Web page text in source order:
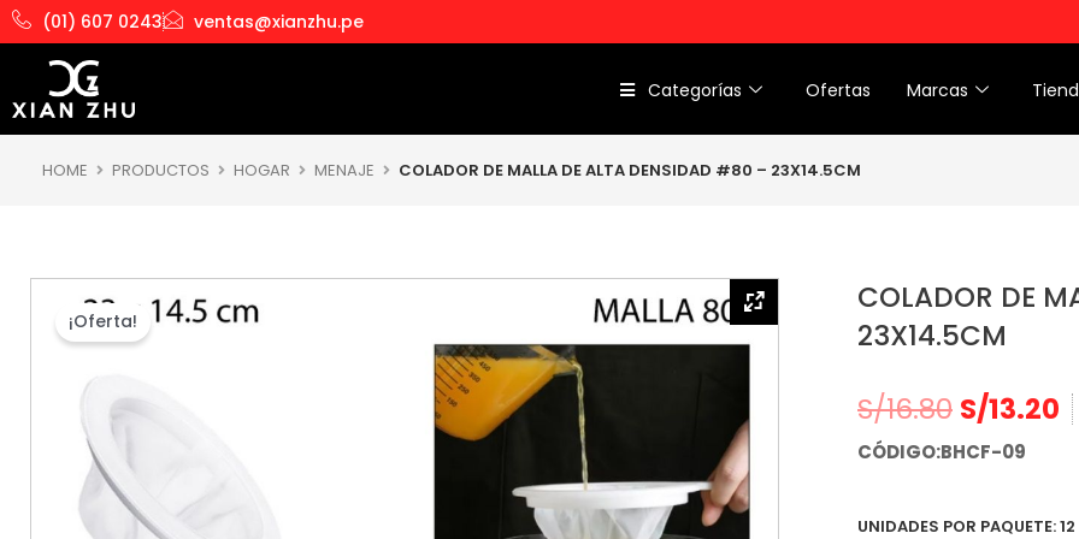
al
contenido
(01) 607 0243 ventas@xianzhu.pe
Categorías Ofertas Marcas
HOME PRODUCTOS HOGAR MENAJE COLADOR DE MALLA DE ALTA DENSIDAD #80 – 23X14.5CM
¡Oferta!
COLADOR DE
23X14.5CM
S/16.80 S/13.20
CÓDIGO:BHCF-09
UNIDADES POR PAQUETE: 12